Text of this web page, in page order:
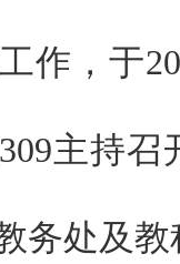
作，于
主持
务处及